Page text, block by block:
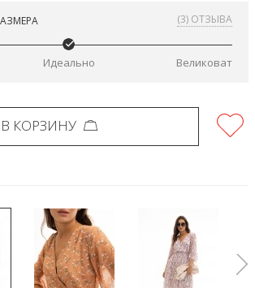
(3) ОТЗЫВА
Идеально Великоват
В КОРЗИНУ